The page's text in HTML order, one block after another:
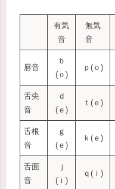
有気
音
無気
音
唇音
ｂ
(ｏ)
ｐ(ｏ)
舌尖
音
ｄ
(ｅ)
ｔ(ｅ)
舌根
音
ｇ
(ｅ)
ｋ(ｅ)
舌面
音
ｊ
(ｉ)
ｑ(ｉ)